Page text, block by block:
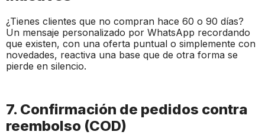
¿Tienes clientes que no compran hace 60 o 90 días?
Un mensaje personalizado por WhatsApp recordando
que existen, con una oferta puntual o simplemente con
novedades, reactiva una base que de otra forma se
pierde en silencio.
7. Confirmación de pedidos contra
reembolso (COD)